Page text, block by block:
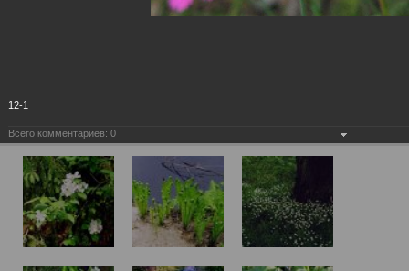
12-1
Всего комментариев: 0